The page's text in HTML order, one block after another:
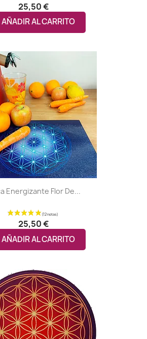
25,50 €
AÑADIR AL CARRITO
Energizante Flor De...
25,50 €
AÑADIR AL CARRITO